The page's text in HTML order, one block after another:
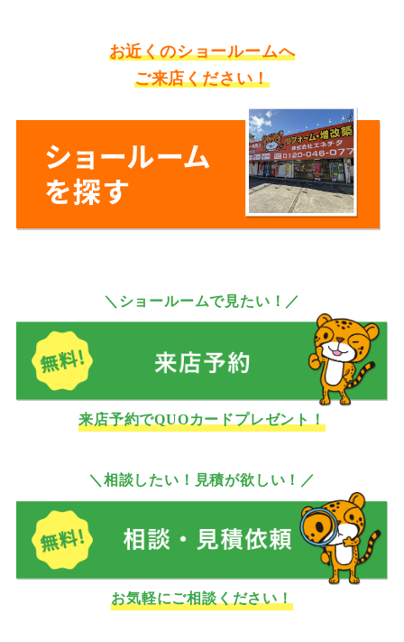
お近くのショールームへ
ご来店ください！
＼ショールームで見たい！／
来店予約でQUOカードプレゼント！
＼相談したい！見積が欲しい！／
お気軽にご相談ください！